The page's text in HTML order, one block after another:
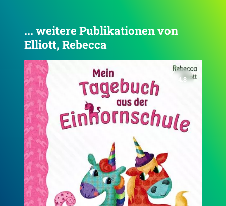
... weitere Publikationen von
Elliott, Rebecca
5.0